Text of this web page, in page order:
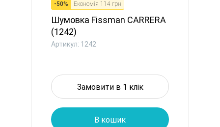
-50% Економія 114 грн
Шумовка Fissman CARRERA
(1242)
Артикул: 1242
Замовити в 1 клік
В кошик